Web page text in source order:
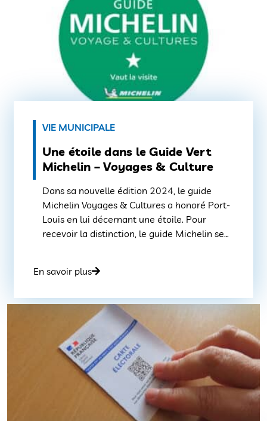
VIE MUNICIPALE
Une étoile dans le Guide Vert
Michelin – Voyages & Culture
Dans sa nouvelle édition 2024, le guide
Michelin Voyages & Cultures a honoré Port-
Louis en lui décernant une étoile. Pour
recevoir la distinction, le guide Michelin se
du patrimoine et de la visite, la présence de
[…]
En savoir plus